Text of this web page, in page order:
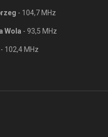
- 104,7 MHz
Wola - 93,5 MHz
- 102,4 MHz